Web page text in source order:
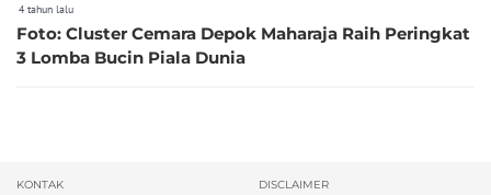
4 tahun lalu
Foto: Cluster Cemara Depok Maharaja Raih Peringkat
3 Lomba Bucin Piala Dunia
KONTAK DISCLAIMER